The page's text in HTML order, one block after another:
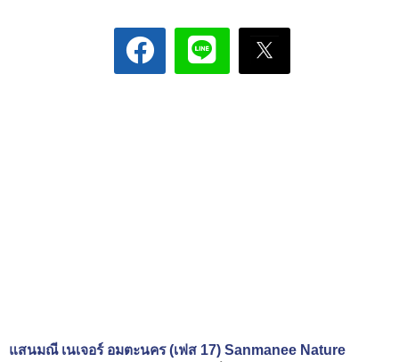
แสนมณี เนเจอร์ อมตะนคร (เฟส 17) Sanmanee Nature